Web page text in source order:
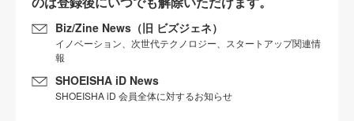
Biz/Zine News（旧 ビズジェネ）
イノベーション、次世代テクノロジー、スタートアップ関連情
報
SHOEISHA iD News
SHOEISHA iD 会員全体に対するお知らせ